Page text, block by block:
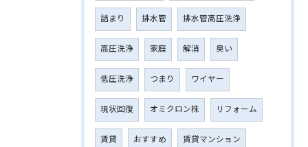
詰まり 排水管 排水管高圧洗浄
高圧洗浄 家庭 解消 臭い
低圧洗浄 つまり ワイヤー
現状回復 オミクロン株 リフォーム
賃貸 おすすめ 賃貸マンション